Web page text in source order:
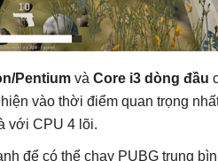
Pentium và Core i3 dòng đầu
vào thời điểm quan trọng
với CPU 4 lõi.
để có thể chạy PUBG trung